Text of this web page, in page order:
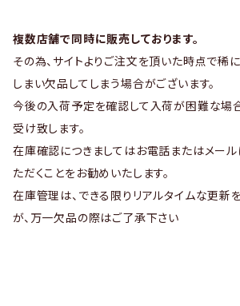
複数店舗で同時に販売しております。
その為、サイトよりご注文を頂いた時点で稀
しまい欠品してしまう場合がございます。
今後の入荷予定を確認して入荷が困難な場
受け致します。
在庫確認につきましてはお電話またはメー
ただくことをお勧めいたします。
在庫管理は、できる限りリアルタイムな更新
が、万一欠品の際はご了承下さい